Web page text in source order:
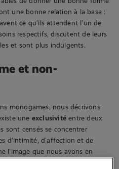
une bonne relation à la base :
ce qu’ils attendent l’un de
respectifs, discutent de leurs
et sont plus indulgents.
et non-
monogames, nous décrivons
une exclusivité entre deux
sont censés se concentrer
d’intimité, d’affection et de
l’image que nous avons en